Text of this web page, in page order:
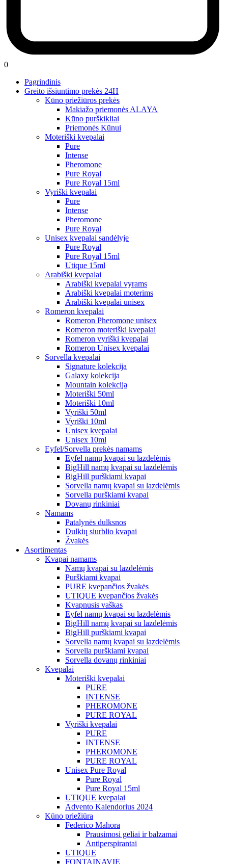
0
Pagrindinis
Greito išsiuntimo prekės 24H
Kūno priežiūros prekės
Makiažo priemonės ALAYA
Kūno purškikliai
Priemonės Kūnui
Moteriški kvepalai
Pure
Intense
Pheromone
Pure Royal
Pure Royal 15ml
Vyriški kvepalai
Pure
Intense
Pheromone
Pure Royal
Unisex kvepalai sandėlyje
Pure Royal
Pure Royal 15ml
Utique 15ml
Arabiški kvepalai
Arabiški kvepalai vyrams
Arabiški kvepalai moterims
Arabiški kvepalai unisex
Romeron kvepalai
Romeron Pheromone unisex
Romeron moteriški kvepalai
Romeron vyriški kvepalai
Romeron Unisex kvepalai
Sorvella kvepalai
Signature kolekcija
Galaxy kolekcija
Mountain kolekcija
Moteriški 50ml
Moteriški 10ml
Vyriški 50ml
Vyriški 10ml
Unisex kvepalai
Unisex 10ml
Eyfel/Sorvella prekės namams
Eyfel namų kvapai su lazdelėmis
BigHill namų kvapai su lazdelėmis
BigHill purškiami kvapai
Sorvella namų kvapai su lazdelėmis
Sorvella purškiami kvapai
Dovanų rinkiniai
Namams
Patalynės dulksnos
Dulkių siurblio kvapai
Žvakės
Asortimentas
Kvapai namams
Namų kvapai su lazdelėmis
Purškiami kvapai
PURE kvepančios žvakės
UTIQUE kvepančios žvakės
Kvapnusis vaškas
Eyfel namų kvapai su lazdelėmis
BigHill namų kvapai su lazdelėmis
BigHill purškiami kvapai
Sorvella namų kvapai su lazdelėmis
Sorvella purškiami kvapai
Sorvella dovanų rinkiniai
Kvepalai
Moteriški kvepalai
PURE
INTENSE
PHEROMONE
PURE ROYAL
Vyriški kvepalai
PURE
INTENSE
PHEROMONE
PURE ROYAL
Unisex Pure Royal
Pure Royal
Pure Royal 15ml
UTIQUE kvepalai
Advento Kalendorius 2024
Kūno priežiūra
Federico Mahora
Prausimosi geliai ir balzamai
Antiperspirantai
UTIQUE
FONTAINAVIE